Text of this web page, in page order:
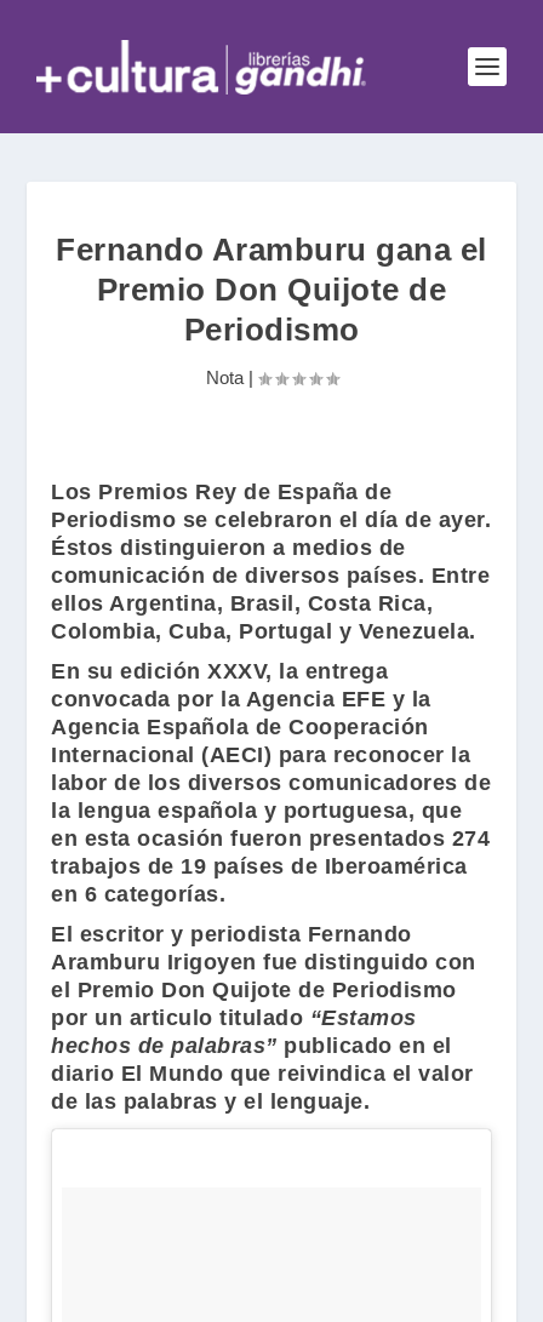
Fernando Aramburu gana el
Premio Don Quijote de
Periodismo
Nota|
Los Premios Rey de España de
Periodismo se celebraron el día de ayer.
Éstos distinguieron a medios de
comunicación de diversos países. Entre
ellos Argentina, Brasil, Costa Rica,
Colombia, Cuba, Portugal y Venezuela.
En su edición XXXV, la entrega
convocada por la Agencia EFE y la
Agencia Española de Cooperación
Internacional (AECI) para reconocer la
labor de los diversos comunicadores de
la lengua española y portuguesa, que
en esta ocasión fueron presentados 274
trabajos de 19 países de Iberoamérica
en 6 categorías.
El escritor y periodista Fernando
Aramburu Irigoyen fue distinguido con
el Premio Don Quijote de Periodismo
por un articulo titulado “Estamos
hechos de palabras” publicado en el
diario El Mundo que reivindica el valor
de las palabras y el lenguaje.